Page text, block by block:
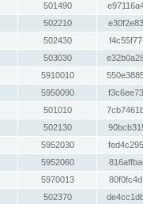
501490
502210
502430
503030
5910010
5950090
501010
502130
5952030
5952060
5970013
502370